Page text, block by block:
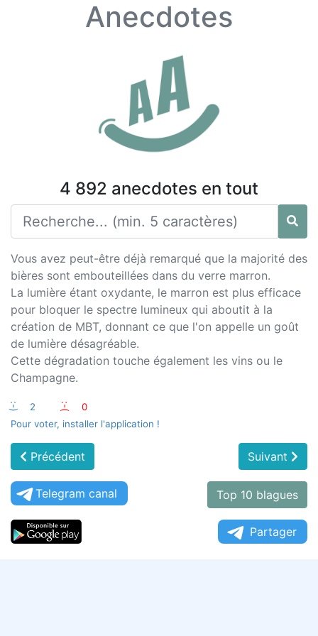
Anecdotes
4 892 anecdotes en tout
Vous avez peut-être déjà remarqué que la majorité des
bières sont embouteillées dans du verre marron.
La lumière étant oxydante, le marron est plus efficace
pour bloquer le spectre lumineux qui aboutit à la
création de MBT, donnant ce que l'on appelle un goût
de lumière désagréable.
Cette dégradation touche également les vins ou le
Champagne.
:-) 2 :-(
0
Pour voter, installer l'application !
Précédent Suivant
Telegram canal Top 10 blagues
Partager